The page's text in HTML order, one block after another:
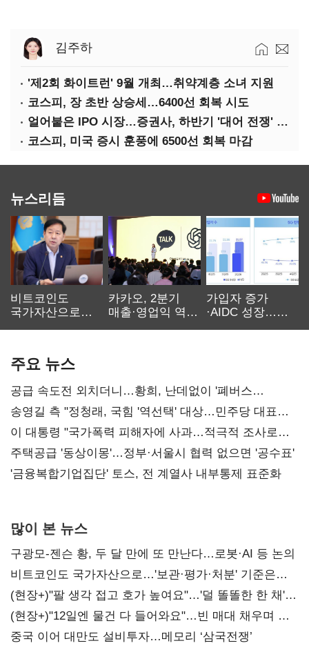
김주하
'제2회 화이트런' 9월 개최…취약계층 소녀 지원
코스피, 장 초반 상승세…6400선 회복 시도
얼어붙은 IPO 시장…증권사, 하반기 '대어 전쟁' 기대
코스피, 미국 증시 훈풍에 6500선 회복 마감
뉴스리듬
비트코인도
국가자산으로…'
카카오, 2분기
매출·영업익 역대
가입자 증가
·AIDC 성장…
주요 뉴스
공급 속도전 외치더니…황희, 난데없이 '폐버스
리모델링' 제안
송영길 측 "정청래, 국힘 '역선택' 대상…민주당 대표로
총선 지휘 못해"
이 대통령 "국가폭력 피해자에 사과…적극적 조사로
진실 밝혀야"
주택공급 '동상이몽'…정부·서울시 협력 없으면 '공수표'
'금융복합기업집단' 토스, 전 계열사 내부통제 표준화
많이 본 뉴스
구광모-젠슨 황, 두 달 만에 또 만난다…로봇·AI 등 논의
비트코인도 국가자산으로…'보관·평가·처분' 기준은
숙제
(현장+)"팔 생각 접고 호가 높여요"…'덜 똘똘한 한 채'
20억 키맞추기
(현장+)"12일엔 물건 다 들어와요"…빈 매대 채우며 문
연 홈플러스
중국 이어 대만도 설비투자…메모리 ‘삼국전쟁’